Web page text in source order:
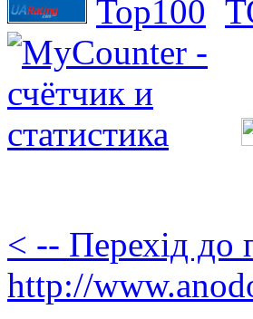
< -- Перехід до
http://